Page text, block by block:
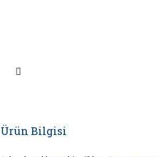
Ürün Bilgisi